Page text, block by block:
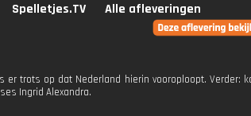
Spelletjes.TV Alle afleveringen
er trots op dat Nederland hierin vooroploopt. Verder:
Ingrid Alexandra.